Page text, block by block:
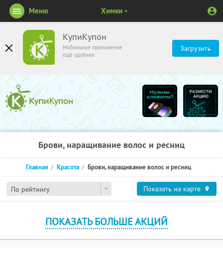
КупиКупон
Мобильное приложение
ещё удобнее
Загрузить
Меню Химки
Брови, наращивание волос и ресниц
По рейтингу
Главная Красота Брови, наращивание волос и ресниц
Показать на карте
ПОКАЗАТЬ БОЛЬШЕ АКЦИЙ